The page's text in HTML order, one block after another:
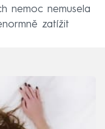
nemoc nemusela
zatížit